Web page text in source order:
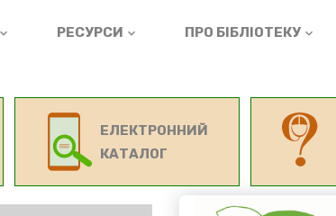
РЕСУРСИ ПРО БІБЛІОТЕКУ
ЕЛЕКТРОННИЙ
КАТАЛОГ